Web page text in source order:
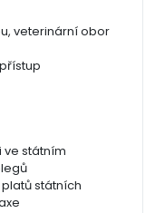
veterinární obor
ve státním
státních